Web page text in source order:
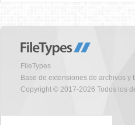
FileTypes
Base de extensiones de archivos y
Copyright © 2017-2026 Todos los